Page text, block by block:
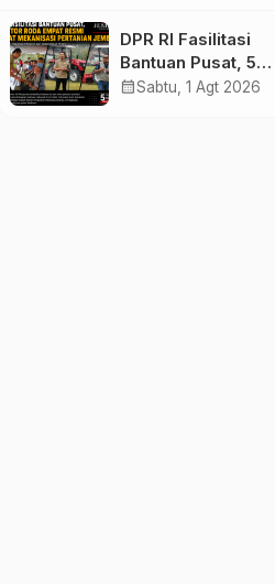
Calon PMI
DPR RI Fasilitasi
Bantuan Pusat, 5
Traktor Roda Empat
calendar_monthSabtu, 1 Agt 2026